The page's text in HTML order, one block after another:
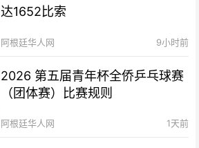
达1652比索
阿根廷华人网 9小时前
2026 第五届青年杯全侨乒乓球赛
（团体赛）比赛规则
阿根廷华人网 1天前